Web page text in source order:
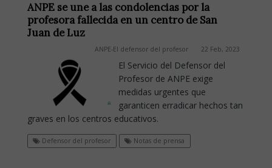
ANPE se une a las condolencias por la
profesora fallecida en un centro de San
Juan de Luz
ANPE-El defensor del profesor 22 Feb, 2023
El Servicio del Defensor del
Profesor de ANPE exige
medidas urgentes que
garanticen erradicar hechos tan
graves en los centros educativos.
Defensor del profesor Notas de prensa